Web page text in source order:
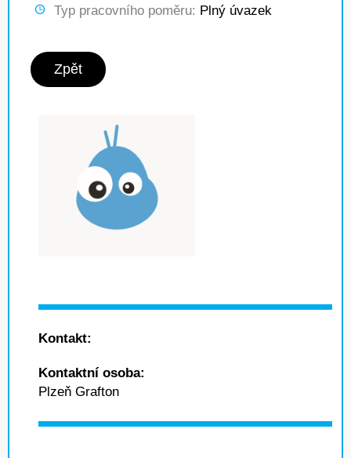
Typ pracovního poměru: Plný úvazek
Zpět
Kontakt:
Kontaktní osoba:
Plzeň Grafton